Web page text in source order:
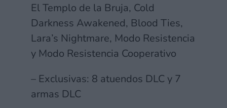
El Templo de la Bruja, Cold
Darkness Awakened, Blood Ties,
Lara’s Nightmare, Modo Resistencia
y Modo Resistencia Cooperativo
– Exclusivas: 8 atuendos DLC y 7
armas DLC